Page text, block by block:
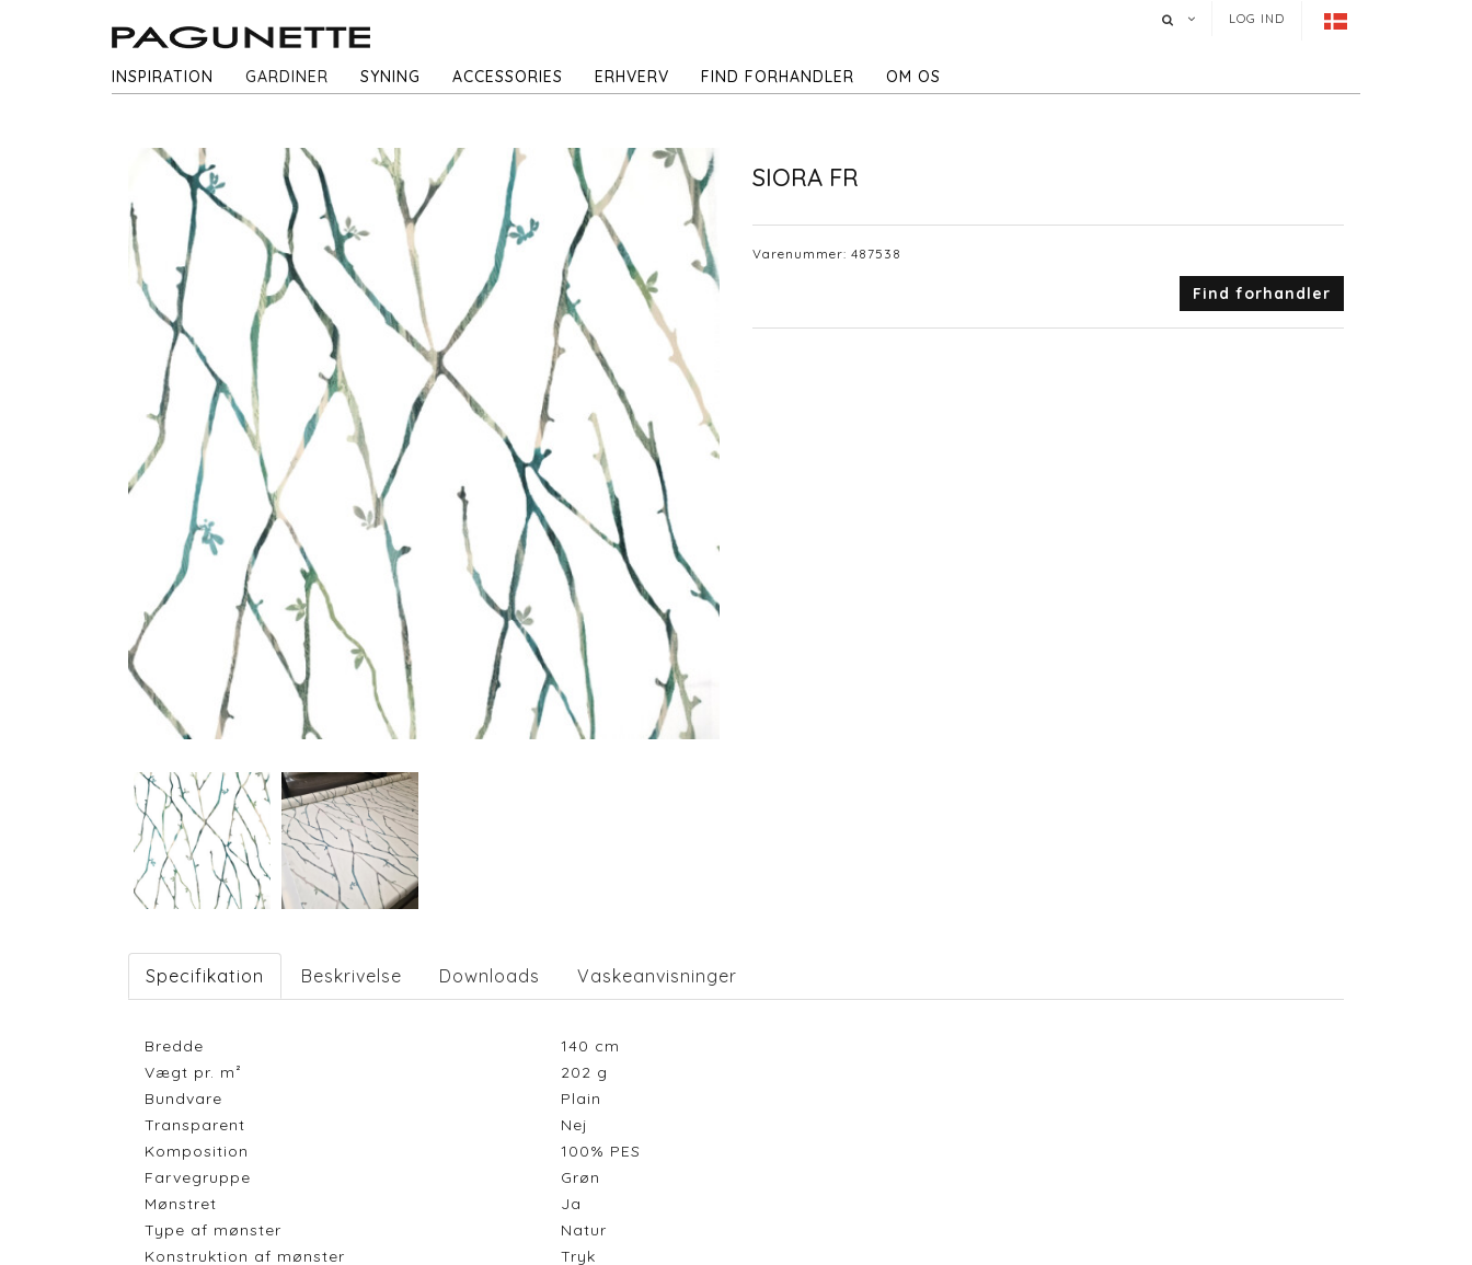
LOG IND
INSPIRATION GARDINER SYNING ACCESSORIES ERHVERV FIND FORHANDLER OM OS
SIORA FR
Varenummer: 487538
Find forhandler
Specifikation Beskrivelse Downloads Vaskeanvisninger
Bredde 140 cm
Vægt pr. m²
202 g
Bundvare
Plain
Transparent
Nej
Komposition
100% PES
Farvegruppe
Grøn
Mønstret
Ja
Type af mønster
Natur
Konstruktion af mønster
Tryk